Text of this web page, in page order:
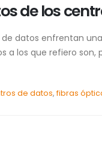
de los
datos enfrentan
a los que refiero
de datos,fibras